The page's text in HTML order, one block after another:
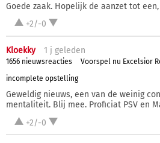
Goede zaak. Hopelijk de aanzet tot
+2/-0
Kloekky 1 j geleden
1656 nieuwsreacties
Voorspel nu Excelsior
incomplete opstelling
Geweldig nieuws, een van de weinig
mentaliteit. Blij mee. Proficiat PSV en
+2/-0